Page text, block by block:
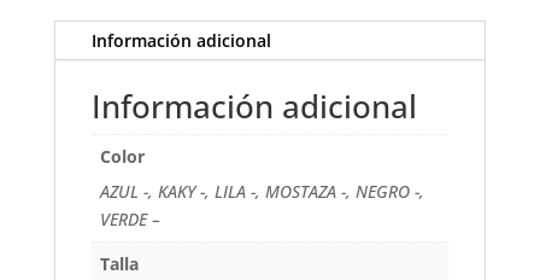
Información adicional
Información adicional
Color
AZUL -, KAKY -, LILA -, MOSTAZA -, NEGRO -,
VERDE –
Talla